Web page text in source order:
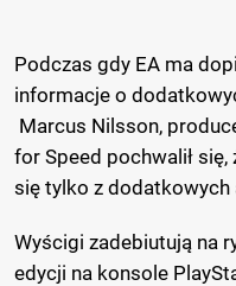
Podczas gdy EA ma
informacje o
Marcus Nilsson,
for Speed pochwalił się,
się tylko z dodatkowych
Wyścigi zadebiutują na
edycji na konsole